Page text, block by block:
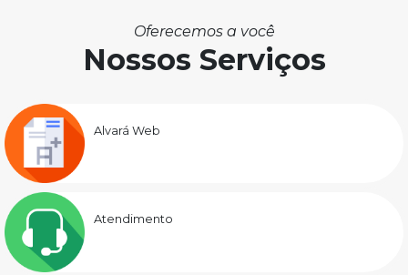
Oferecemos a você
Nossos Serviços
Alvará Web
Atendimento